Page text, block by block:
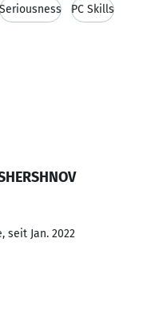
Seriousness PC Skills
seit Jan. 2022